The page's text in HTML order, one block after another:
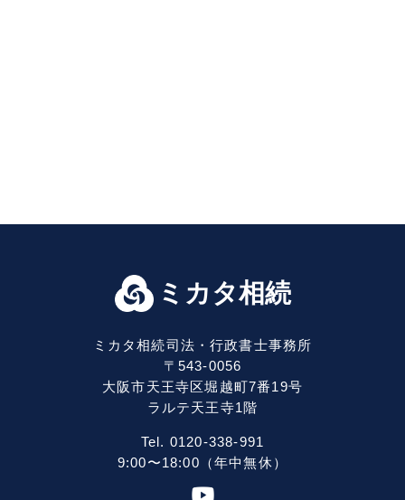
ミカタ相続
ミカタ相続司法・行政書士事務所
〒543-0056
大阪市天王寺区堀越町7番19号
ラルテ天王寺1階
Tel. 0120-338-991
9:00〜18:00（年中無休）